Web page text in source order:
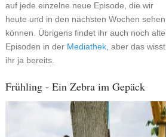
auf jede einzelne neue Episode, die wir
heute und in den nächsten Wochen sehen
können. Übrigens findet ihr auch noch alte
Episoden in der Mediathek, aber das wisst
ihr ja bereits.
Frühling - Ein Zebra im Gepäck